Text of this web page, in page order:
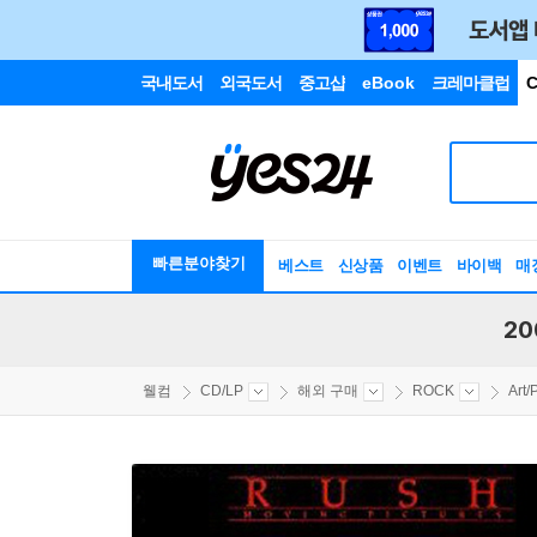
국내도서 외국도서 중고샵 eBook 크레마클럽
빠른분야찾기 베스트 신상품 이벤트 바이백 매
웰컴 CD/LP 해외 구매 ROCK Art/